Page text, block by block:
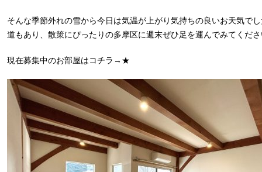
そんな季節外れの雪から今日は気温が上がり気持ちの良いお天気で
道もあり、散策にぴったりの多摩区に週末ぜひ足を運んでみてくだ
現在募集中のお部屋はコチラ→ ★